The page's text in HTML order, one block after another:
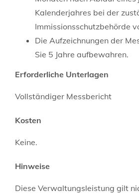
Kalenderjahres bei der
Immissionsschutzbehörde
Die Aufzeichnungen der
Sie 5 Jahre aufbewahren.
Erforderliche Unterlagen
Vollständiger Messbericht
Kosten
Keine.
Hinweise
Diese Verwaltungsleistung gilt